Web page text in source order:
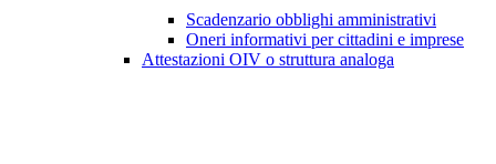
Scadenzario obblighi amministrativi
Oneri informativi per cittadini e imprese
Attestazioni OIV o struttura analoga